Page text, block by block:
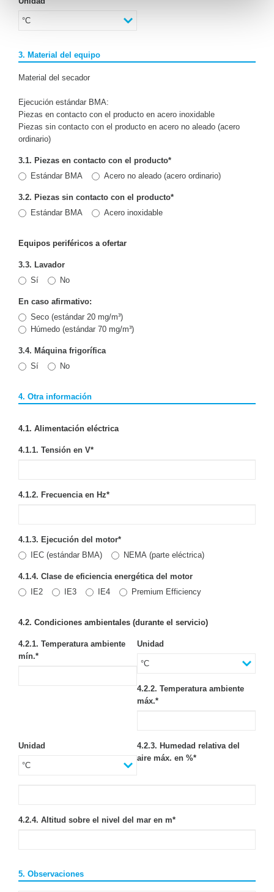
3. Material del equipo
Material del secador
Ejecución estándar BMA:
Piezas en contacto con el producto en acero inoxidable
Piezas sin contacto con el producto en acero no aleado (acero
ordinario)
3.1. Piezas en contacto con el producto*
Estándar BMA
Acero no aleado (acero ordinario)
3.2. Piezas sin contacto con el producto*
Estándar BMA
Acero inoxidable
Equipos periféricos a ofertar
3.3. Lavador
Sí
No
En caso afirmativo:
Seco (estándar 20 mg/m³)
Húmedo (estándar 70 mg/m³)
3.4. Máquina frigorífica
Sí
No
4. Otra información
4.1. Alimentación eléctrica
4.1.1. Tensión en V*
4.1.2. Frecuencia en Hz*
4.1.3. Ejecución del motor*
IEC (estándar BMA)
NEMA (parte eléctrica)
4.1.4. Clase de eficiencia energética del motor
IE2
IE3 IE4 Premium Efficiency
4.2. Condiciones ambientales (durante el servicio)
4.2.1. Temperatura ambiente
mín.*
Unidad
4.2.2. Temperatura ambiente
máx.*
Unidad
4.2.3. Humedad relativa del
aire máx. en %*
4.2.4. Altitud sobre el nivel del mar en m*
5. Observaciones